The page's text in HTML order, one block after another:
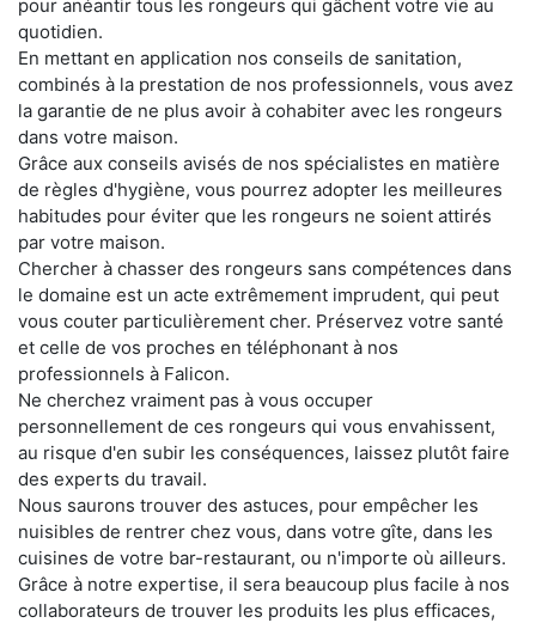
pour anéantir tous les rongeurs qui gâchent votre vie au
quotidien.
En mettant en application nos conseils de sanitation,
combinés à la prestation de nos professionnels, vous avez
la garantie de ne plus avoir à cohabiter avec les rongeurs
dans votre maison.
Grâce aux conseils avisés de nos spécialistes en matière
de règles d'hygiène, vous pourrez adopter les meilleures
habitudes pour éviter que les rongeurs ne soient attirés
par votre maison.
Chercher à chasser des rongeurs sans compétences dans
le domaine est un acte extrêmement imprudent, qui peut
vous couter particulièrement cher. Préservez votre santé
et celle de vos proches en téléphonant à nos
professionnels à Falicon.
Ne cherchez vraiment pas à vous occuper
personnellement de ces rongeurs qui vous envahissent,
au risque d'en subir les conséquences, laissez plutôt faire
des experts du travail.
Nous saurons trouver des astuces, pour empêcher les
nuisibles de rentrer chez vous, dans votre gîte, dans les
cuisines de votre bar-restaurant, ou n'importe où ailleurs.
Grâce à notre expertise, il sera beaucoup plus facile à nos
collaborateurs de trouver les produits les plus efficaces,